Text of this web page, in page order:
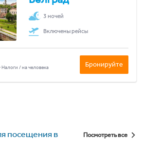
3 ночей
Включены рейсы
/ на человека Бронируйте
посещения в
Посмотреть все